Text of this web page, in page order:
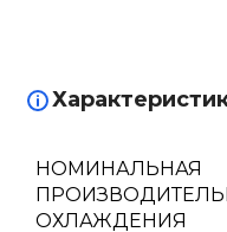
НОМИНАЛЬНАЯ
ОХЛАЖДЕНИЯ